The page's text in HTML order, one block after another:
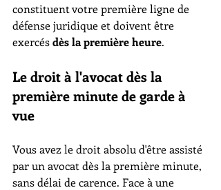
constituent votre première ligne de
défense juridique et doivent être
exercés dès la première heure.
Le droit à l'avocat dès la
première minute de garde à
vue
Vous avez le droit absolu d'être assisté
par un avocat dès la première minute,
sans délai de carence. Face à une